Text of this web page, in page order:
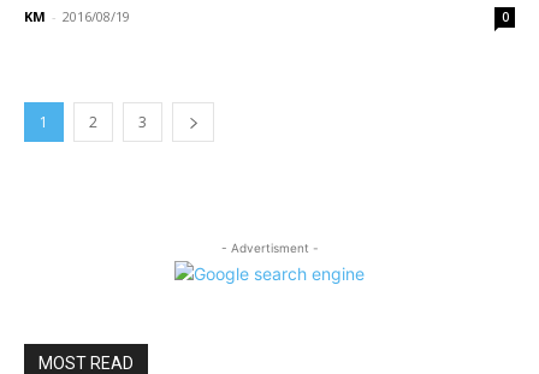
KM - 2016/08/19 0
1 2 3
- Advertisment -
MOST READ